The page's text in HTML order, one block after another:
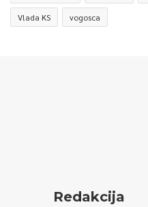
Vlada KS vogosca
Redakcija